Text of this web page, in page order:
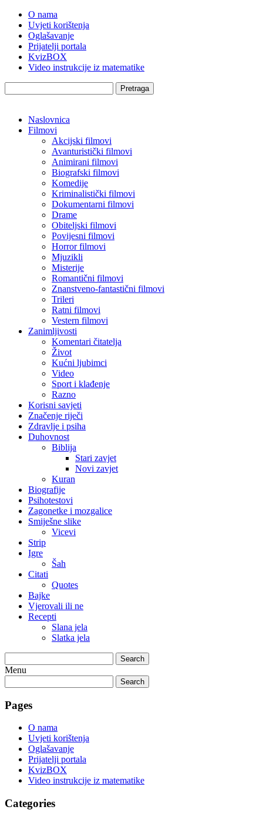
O nama
Uvjeti korištenja
Oglašavanje
Prijatelji portala
KvizBOX
Video instrukcije iz matematike
Pretraga
Naslovnica
Filmovi
Akcijski filmovi
Avanturistički filmovi
Animirani filmovi
Biografski filmovi
Komedije
Kriminalistički filmovi
Dokumentarni filmovi
Drame
Obiteljski filmovi
Povijesni filmovi
Horror filmovi
Mjuzikli
Misterije
Romantični filmovi
Znanstveno-fantastični filmovi
Trileri
Ratni filmovi
Vestern filmovi
Zanimljivosti
Komentari čitatelja
Život
Kućni ljubimci
Video
Sport i klađenje
Razno
Korisni savjeti
Značenje riječi
Zdravlje i psiha
Duhovnost
Biblija
Stari zavjet
Novi zavjet
Kuran
Biografije
Psihotestovi
Zagonetke i mozgalice
Smiješne slike
Vicevi
Strip
Igre
Šah
Citati
Quotes
Bajke
Vjerovali ili ne
Recepti
Slana jela
Slatka jela
Search
Menu
Search
Pages
O nama
Uvjeti korištenja
Oglašavanje
Prijatelji portala
KvizBOX
Video instrukcije iz matematike
Categories